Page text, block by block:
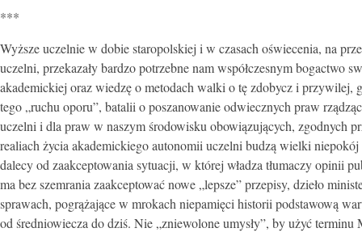
***
Wyższe uczelnie w dobie staropolskiej i w czasach oświecenia, na
uczelni, przekazały bardzo potrzebne nam współczesnym bogactwo
akademickiej oraz wiedzę o metodach walki o tę zdobycz i przywilej,
tego „ruchu oporu”, batalii o poszanowanie odwiecznych praw
uczelni i dla praw w naszym środowisku obowiązujących, zgodnych
realiach życia akademickiego autonomii uczelni budzą wielki
dalecy od zaakceptowania sytuacji, w której władza tłumaczy opinii
ma bez szemrania zaakceptować nowe „lepsze” przepisy, dzieło
sprawach, pogrążające w mrokach niepamięci historii podstawową
od średniowiecza do dziś. Nie „zniewolone umysły”, by użyć